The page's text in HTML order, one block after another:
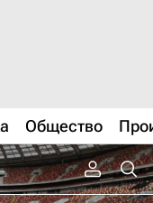
Общество